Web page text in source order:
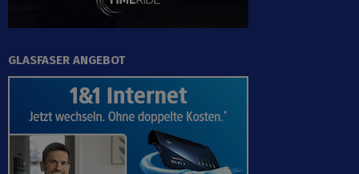
GLASFASER ANGEBOT